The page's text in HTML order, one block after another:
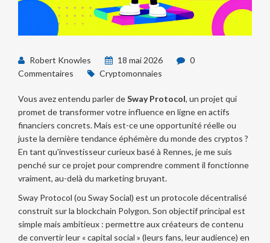
Robert Knowles 18 mai 2026
0
Commentaires
Cryptomonnaies
Vous avez entendu parler deSway Protocol, un projet qui
promet de transformer votre influence en ligne en actifs
financiers concrets. Mais est-ce une opportunité réelle ou
juste la dernière tendance éphémère du monde des cryptos ?
En tant qu'investisseur curieux basé à Rennes, je me suis
penché sur ce projet pour comprendre comment il fonctionne
vraiment, au-delà du marketing bruyant.
Sway Protocol (ou Sway Social) est un protocole décentralisé
construit sur la blockchain Polygon. Son objectif principal est
simple mais ambitieux : permettre aux créateurs de contenu
de convertir leur « capital social » (leurs fans, leur audience) en